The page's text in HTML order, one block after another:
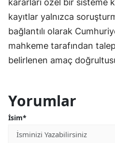
kayıtlar yalnızca
bağlantılı olarak
mahkeme tarafından
belirlenen amaç
Yorumlar
İsim*